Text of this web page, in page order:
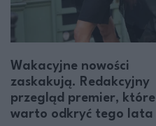
Wakacyjne nowości
zaskakują. Redakcyjny
przegląd premier, które
warto odkryć tego lata